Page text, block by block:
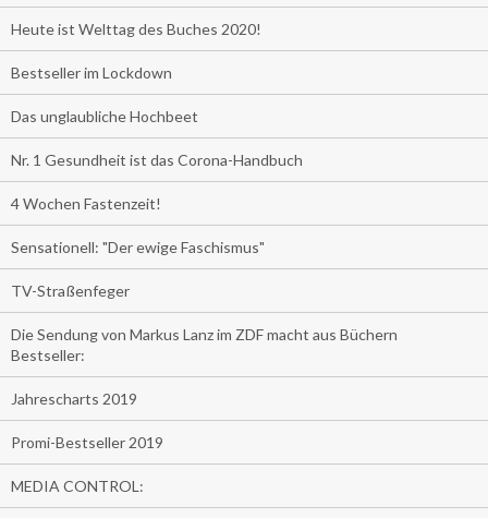
Heute ist Welttag des Buches 2020!
Bestseller im Lockdown
Das unglaubliche Hochbeet
Nr. 1 Gesundheit ist das Corona-Handbuch
4 Wochen Fastenzeit!
Sensationell: "Der ewige Faschismus"
TV-Straßenfeger
Die Sendung von Markus Lanz im ZDF macht aus Büchern
Bestseller:
Jahrescharts 2019
Promi-Bestseller 2019
MEDIA CONTROL: